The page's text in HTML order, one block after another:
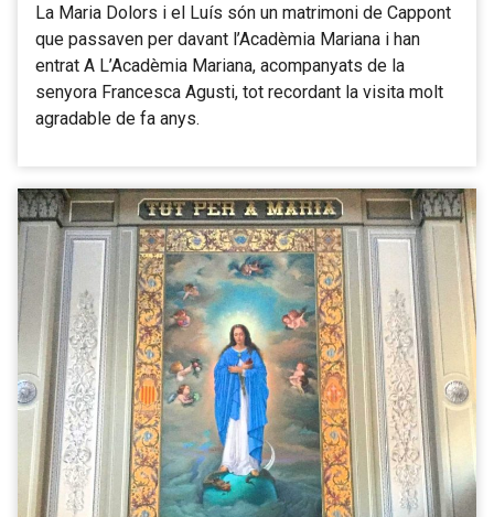
La Maria Dolors i el Luís són un matrimoni de Cappont
que passaven per davant l’Acadèmia Mariana i han
entrat A L’Acadèmia Mariana, acompanyats de la
senyora Francesca Agusti, tot recordant la visita molt
agradable de fa anys.